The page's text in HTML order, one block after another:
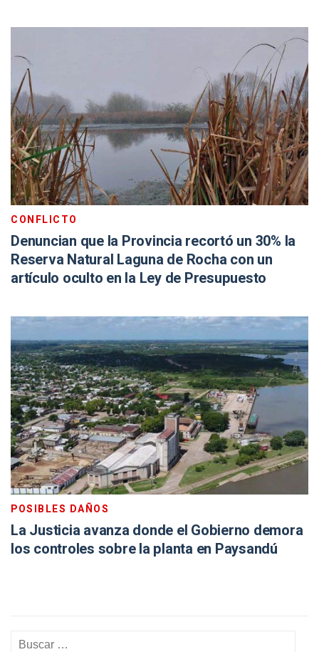
CONFLICTO
Denuncian que la Provincia recortó un 30% la
Reserva Natural Laguna de Rocha con un
artículo oculto en la Ley de Presupuesto
POSIBLES DAÑOS
La Justicia avanza donde el Gobierno demora
los controles sobre la planta en Paysandú